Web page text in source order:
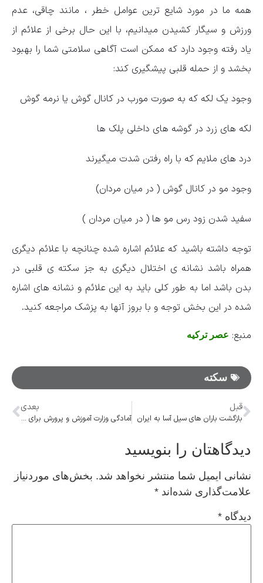
همه ما در مورد شایع ترین عوامل خطر ، مانند چاقی، عدم
ورزش و سیگار کشیدن میدانیم، با این حال برخی از علائم از
یاد رفته وجود دارد که ممکن است آگاهی سلامتی شما را بهبود
بخشد و از حمله قلبی پیشگیری کند:
وجود یک لکه که به صورت مورب در کانال گوش یا نرمه گوش
لکه های زرد در گوشه های داخلی پلک ها
درد های ملایم که با راه رفتن شدت میگیرند
وجود مو در کانال گوش ( در میان مردان)
سفید شدن زود رس مو ها ( در میان مردان )
توجه داشته باشید که علائم اشاره شده چنانچه با علائم دیگری
همراه باشد نشانه ی اختلال دیگری به جز سکته ی قلبی در
بدن باشد اما به طور کلی باید به این علائم و نشانه های اشاره
شده در این بخش توجه و با بروز آنها به پزشک مراجعه کنید.
منبع: عصر ترکیه
سکته
قبل
بازگشت باران های سیل آسا به ایران
بعدی
آمادگی وزارت آموزش و پرورش برای آغاز سال تحصیلی/ پیگیر رفع مشکل تامین نیروی انسانی هستیم
دیدگاهتان را بنویسید
نشانی ایمیل شما منتشر نخواهد شد. بخش‌های موردنیاز
علامت‌گذاری شده‌اند *
دیدگاه *